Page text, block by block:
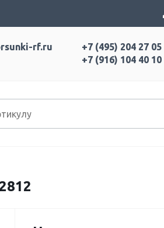
+7 (495) 204 27 05
+7 (916) 104 40 10
rf.ru